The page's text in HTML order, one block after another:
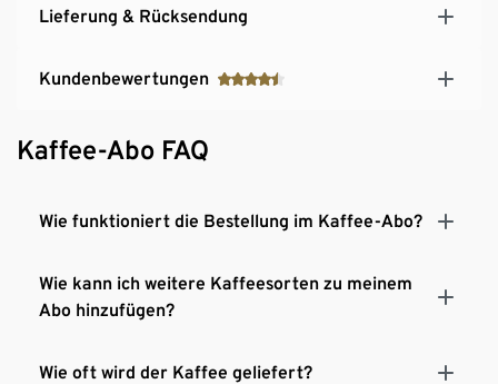
Lieferung & Rücksendung
Kundenbewertungen
Kaffee-Abo FAQ
Wie funktioniert die Bestellung im Kaffee-Abo?
Wie kann ich weitere Kaffeesorten zu meinem
Abo hinzufügen?
Wie oft wird der Kaffee geliefert?